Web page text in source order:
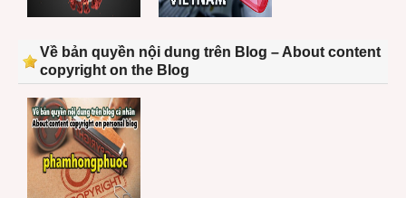
Về bản quyền nội dung trên Blog – About content
copyright on the Blog